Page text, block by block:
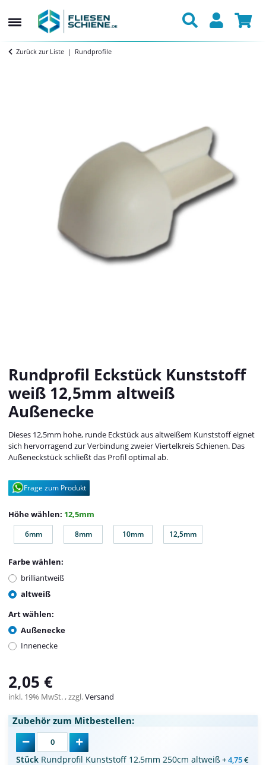
Zurück zur Liste Rundprofile
Rundprofil Eckstück Kunststoff
weiß 12,5mm altweiß
Außenecke
Dieses 12,5mm hohe, runde Eckstück aus altweißem Kunststoff eignet
sich hervorragend zur Verbindung zweier Viertelkreis Schienen. Das
Außeneckstück schließt das Profil optimal ab.
Frage zum Produkt
Höhe wählen: 12,5mm
6mm
6mm 8mm
8mm 10mm
10mm 12,5mm
12,5mm
Farbe wählen:
brilliantweiß
altweiß
Art wählen:
Außenecke
Innenecke
2,05 €
inkl. 19% MwSt. , zzgl.Versand
Zubehör zum Mitbestellen:
Stück Rundprofil Kunststoff 12,5mm 250cm altweiß +4,75€